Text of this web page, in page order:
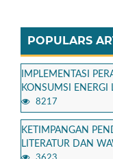
POPULARS
IMPLEMENTASI
KONSUMSI ENERGI
8217
KETIMPANGAN
LITERATUR DAN